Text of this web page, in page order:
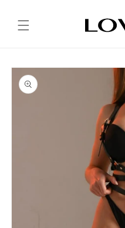
al contenido
directamente
a la
información